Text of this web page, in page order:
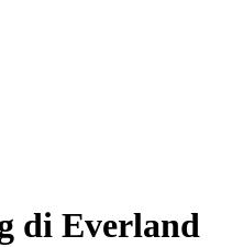
di Everland